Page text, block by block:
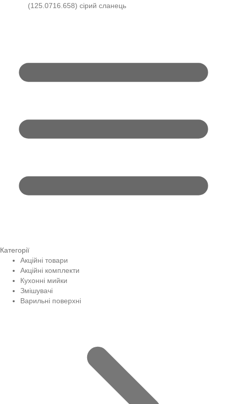
(125.0716.658) сірий сланець
Категорії
Акційні товари
Акційні комплекти
Кухонні мийки
Змішувачі
Варильні поверхні